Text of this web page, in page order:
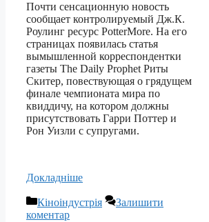
Почти сенсационную новость
сообщает контролируемый Дж.К.
Роулинг ресурс PotterMore. На его
страницах появилась статья
вымышленной корреспондентки
газеты The Daily Prophet Риты
Скитер, повествующая о грядущем
финале чемпионата мира по
квиддичу, на котором должны
присутствовать Гарри Поттер и
Рон Уизли с супругами.
Докладніше
Категорії
Кіноіндустрія
Залишити
коментар